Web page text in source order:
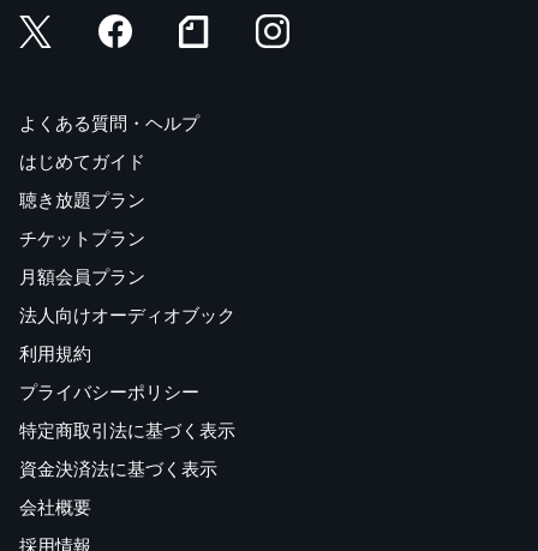
よくある質問・ヘルプ
はじめてガイド
聴き放題プラン
チケットプラン
月額会員プラン
法人向けオーディオブック
利用規約
プライバシーポリシー
特定商取引法に基づく表示
資金決済法に基づく表示
会社概要
採用情報